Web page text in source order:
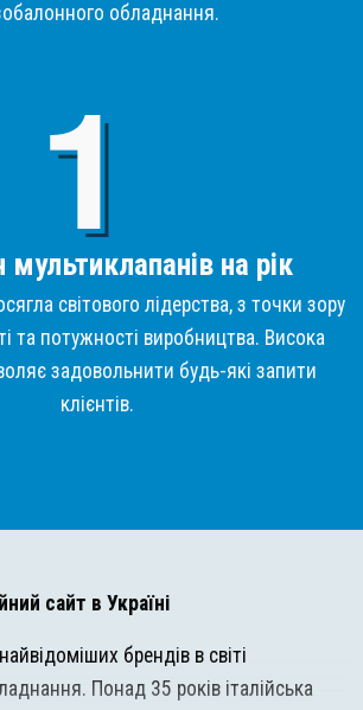
обладнання.
мультиклапанів на рік
світового лідерства, з точки зору
та потужності виробництва. Висока
задовольнити будь-які запити
клієнтів.
сайт в Україні
брендів в світі
Понад 35 років італійська